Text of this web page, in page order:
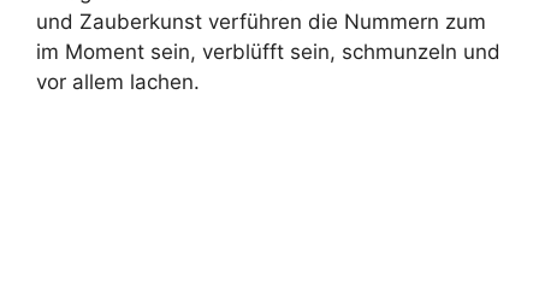
und Zauberkunst verführen die Nummern zum
im Moment sein, verblüfft sein, schmunzeln und
vor allem lachen.